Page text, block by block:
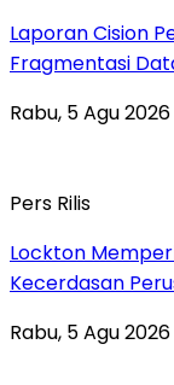
Laporan Cision
Fragmentasi
Rabu, 5 Agu
Pers Rilis
Lockton
Kecerdasan
Rabu, 5 Agu